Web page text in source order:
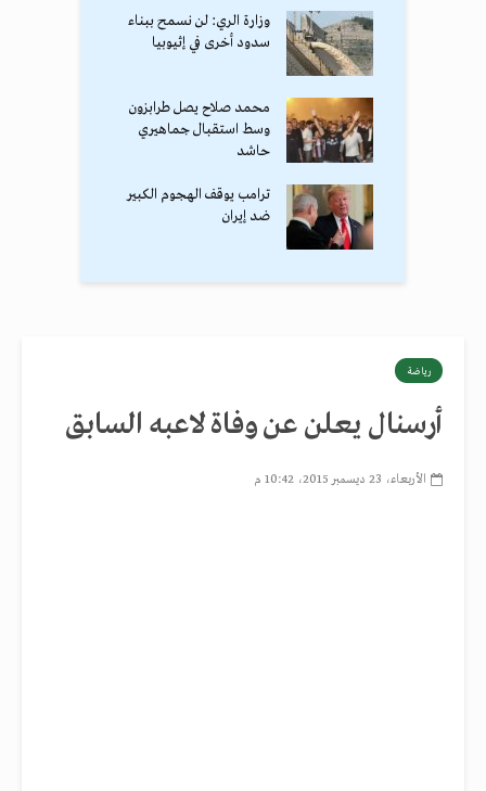
وزارة الري: لن نسمح ببناء
سدود أخرى في إثيوبيا
محمد صلاح يصل طرابزون
وسط استقبال جماهيري
حاشد
ترامب يوقف الهجوم الكبير
ضد إيران
رياضة
أرسنال يعلن عن وفاة لاعبه السابق
الأربعاء، 23 ديسمبر 2015، 10:42 م